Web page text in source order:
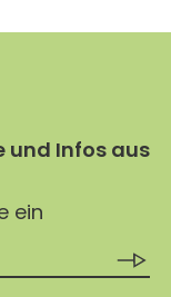
und Infos aus
ein